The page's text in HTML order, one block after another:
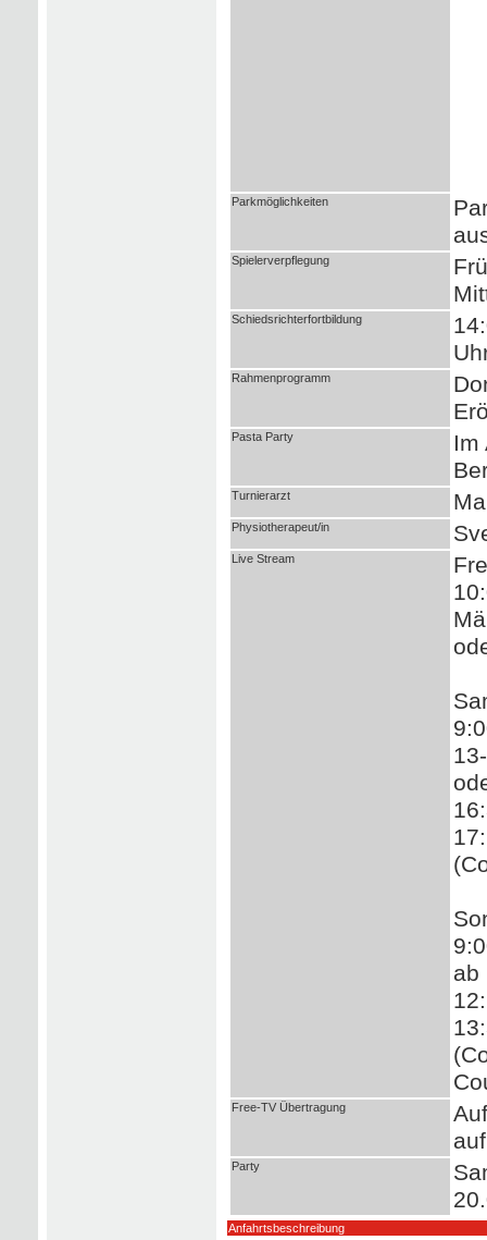
Parkmöglichkeiten
Spielerverpflegung
Schiedsrichterfortbildung
Rahmenprogramm
Pasta Party
Im
Turnierarzt
Physiotherapeut/in
Live Stream
ab
Free-TV Übertragung
Party
Anfahrtsbeschreibung